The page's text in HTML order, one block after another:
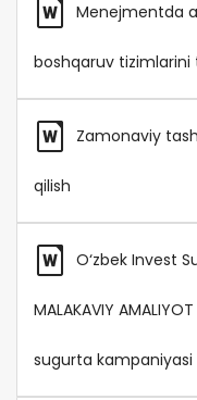
Menejmentda
boshqaruv tizimlarini
Zamonaviy
qilish
O‘zbek Invest
MALAKAVIY
sugurta kampaniyasi